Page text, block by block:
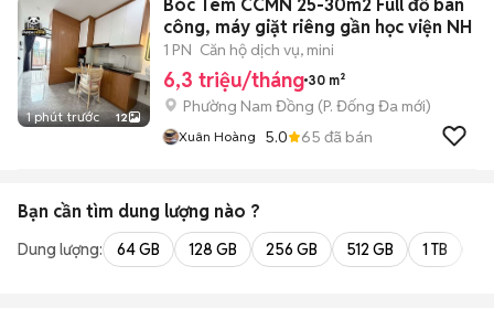
1 phút trước 12
Bóc Tem CCMN 25-30m2 Full đồ ban
công, máy giặt riêng gần học viện NH
1 PN Căn hộ dịch vụ, mini
6,3 triệu/tháng 30 m²
Phường Nam Đồng (P. Đống Đa mới)
Xuân Hoàng 5.0 65 đã bán
Bạn cần tìm dung lượng nào ?
Dung lượng: 64 GB 128 GB 256 GB 512 GB 1 TB